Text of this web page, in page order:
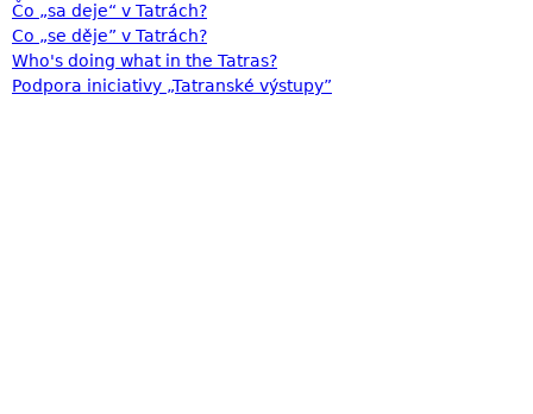
Čo „sa deje“ v Tatrách?
Co „se děje” v Tatrách?
Who's doing what in the Tatras?
Podpora iniciativy „Tatranské výstupy”